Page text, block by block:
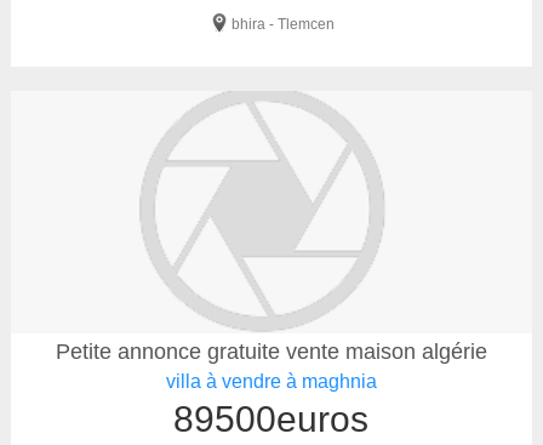
bhira - Tlemcen
Petite annonce gratuite vente maison algérie
villa à vendre à maghnia
89500euros